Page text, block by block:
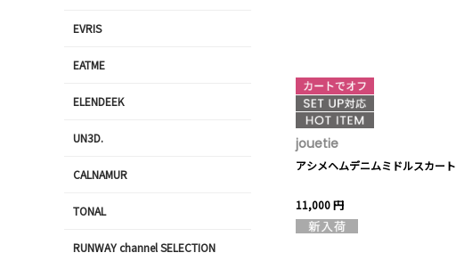
jouetie
アシメヘムデニムミドルスカート
11,000 円
EVRIS
EATME
ELENDEEK
UN3D.
CALNAMUR
TONAL
RUNWAY channel SELECTION